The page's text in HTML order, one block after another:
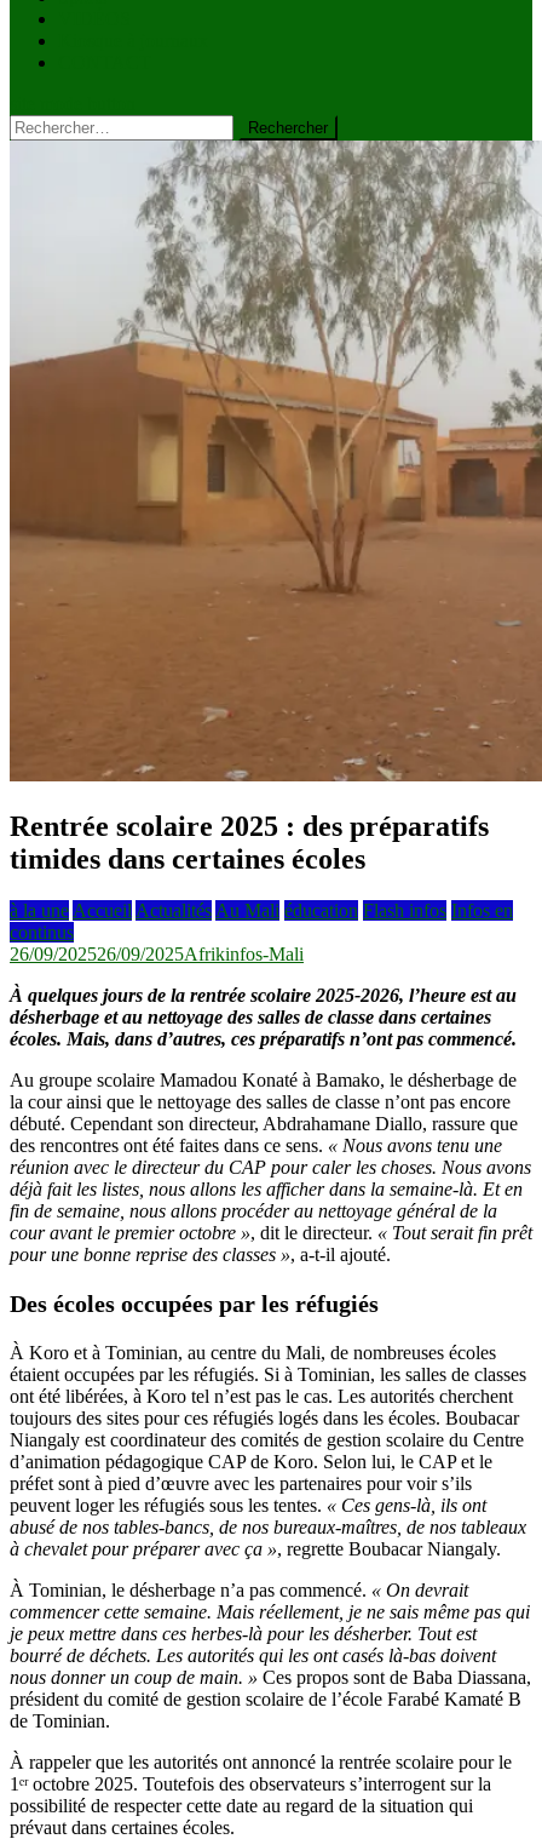
Rechercher :
Rentrée scolaire 2025 : des préparatifs
timides dans certaines écoles
à la une Accueil Actualités Au Mali éducation Flash infos Infos en
continus
26/09/202526/09/2025Afrikinfos-Mali
À quelques jours de la rentrée scolaire 2025-2026, l’heure est au
désherbage et au nettoyage des salles de classe dans certaines
écoles. Mais, dans d’autres, ces préparatifs n’ont pas commencé.
Au groupe scolaire Mamadou Konaté à Bamako, le désherbage de
la cour ainsi que le nettoyage des salles de classe n’ont pas encore
débuté. Cependant son directeur, Abdrahamane Diallo, rassure que
des rencontres ont été faites dans ce sens. « Nous avons tenu une
réunion avec le directeur du CAP pour caler les choses. Nous avons
déjà fait les listes, nous allons les afficher dans la semaine-là. Et en
fin de semaine, nous allons procéder au nettoyage général de la
cour avant le premier octobre », dit le directeur. « Tout serait fin prêt
pour une bonne reprise des classes », a-t-il ajouté.
Des écoles occupées par les réfugiés
À Koro et à Tominian, au centre du Mali, de nombreuses écoles
étaient occupées par les réfugiés. Si à Tominian, les salles de classes
ont été libérées, à Koro tel n’est pas le cas. Les autorités cherchent
toujours des sites pour ces réfugiés logés dans les écoles. Boubacar
Niangaly est coordinateur des comités de gestion scolaire du Centre
d’animation pédagogique CAP de Koro. Selon lui, le CAP et le
préfet sont à pied d’œuvre avec les partenaires pour voir s’ils
peuvent loger les réfugiés sous les tentes. « Ces gens-là, ils ont
abusé de nos tables-bancs, de nos bureaux-maîtres, de nos tableaux
à chevalet pour préparer avec ça », regrette Boubacar Niangaly.
À Tominian, le désherbage n’a pas commencé. « On devrait
commencer cette semaine. Mais réellement, je ne sais même pas qui
je peux mettre dans ces herbes-là pour les désherber. Tout est
bourré de déchets. Les autorités qui les ont casés là-bas doivent
nous donner un coup de main. » Ces propos sont de Baba Diassana,
président du comité de gestion scolaire de l’école Farabé Kamaté B
de Tominian.
À rappeler que les autorités ont annoncé la rentrée scolaire pour le
1ᵉʳ octobre 2025. Toutefois des observateurs s’interrogent sur la
possibilité de respecter cette date au regard de la situation qui
prévaut dans certaines écoles.